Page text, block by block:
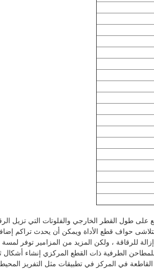
على طول القطر الخارجي والفلوتات التي تزيل
حواف قطع الأداة ويمكن أن يحدث تراكم
للرقاقة ، ولكن المزيد من المزامير توفر لمسة
الطرفية ذات القطع المركزي إنشاء أشكال
في المركز في تطبيقات مثل التفريز